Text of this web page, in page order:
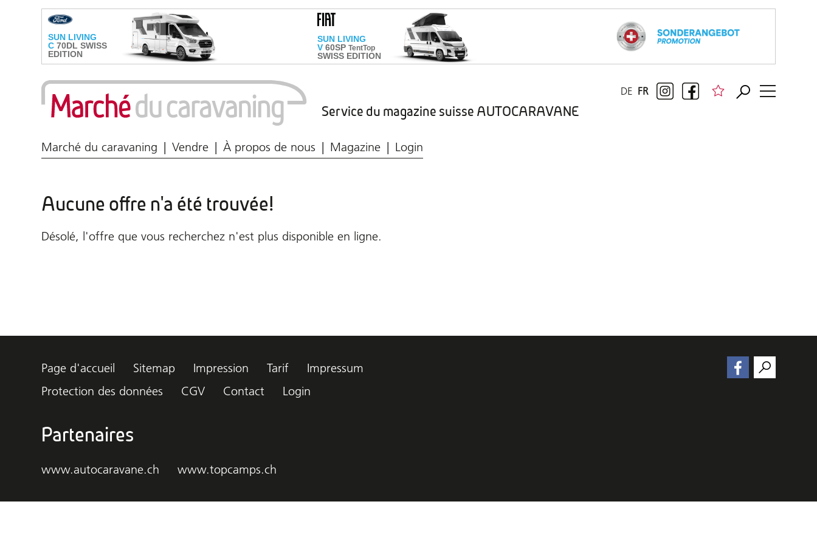
Service du magazine suisse AUTOCARAVANE
FR
DE
Marché du caravaning Vendre À propos de nous Magazine Login
Aucune offre n'a été trouvée!
Désolé, l'offre que vous recherchez n'est plus disponible en ligne.
Page d'accueil Sitemap Impression Tarif
Impressum
Protection des données
CGV Contact Login
Partenaires
www.autocaravane.ch www.topcamps.ch